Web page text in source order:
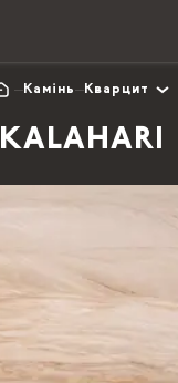
Камінь Кварцит
KALAHARI